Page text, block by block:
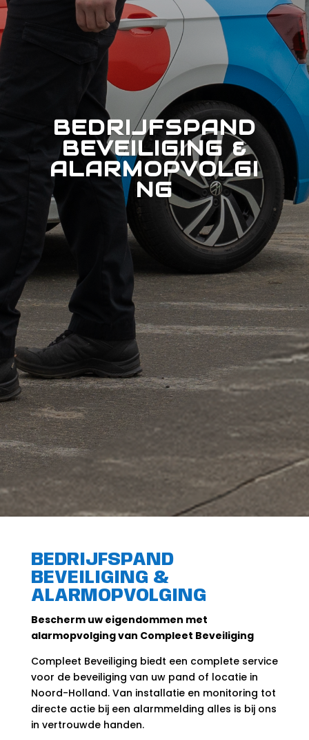
BEDRIJFSPAND
BEVEILIGING &
ALARMOPVOLGI
NG
BEDRIJFSPAND
BEVEILIGING &
ALARMOPVOLGING
Bescherm uw eigendommen met
alarmopvolging van Compleet Beveiliging
Compleet Beveiliging biedt een complete service
voor de beveiliging van uw pand of locatie in
Noord-Holland. Van installatie en monitoring tot
directe actie bij een alarmmelding alles is bij ons
in vertrouwde handen.